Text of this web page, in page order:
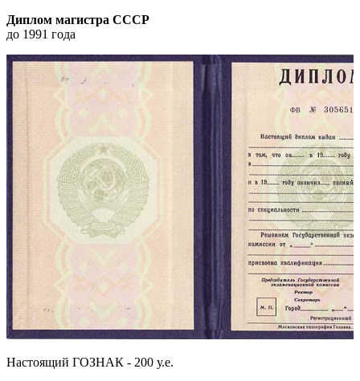
Диплом магистра СССР
до 1991 года
Настоящий ГОЗНАК - 200 у.е.